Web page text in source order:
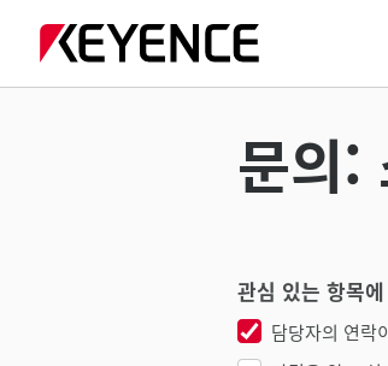
문의:
관심 있는 항목
담당자의 연락